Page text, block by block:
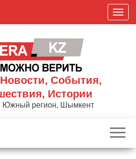
П
о
к
р
События,
Истории
Южный регион, Шымкент